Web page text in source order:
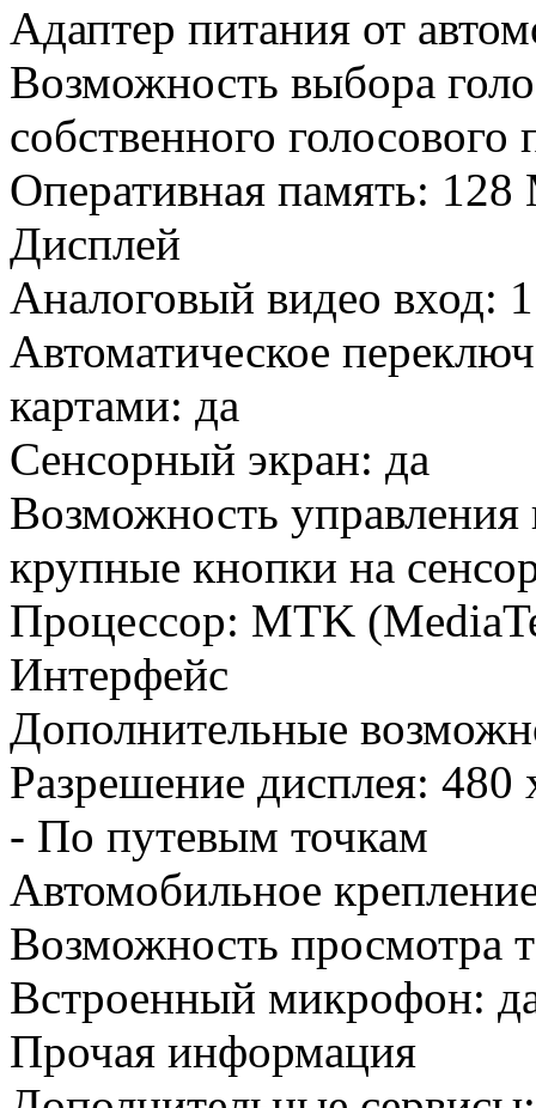
Адаптер питания от
Возможность выбора
собственного голосового
Оперативная память:
Дисплей
Аналоговый видео вход:
Автоматическое
картами: да
Сенсорный экран: да
Возможность управления
крупные кнопки на
Процессор: MTK
Интерфейс
Дополнительные
Разрешение дисплея: 480
- По путевым точкам
Автомобильное
Возможность просмотра
Встроенный микрофон:
Прочая информация